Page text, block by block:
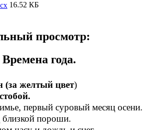
16.52 КБ
просмотр:
Времена года.
(за желтый цвет)
первый суровый месяц осени.
пороши.